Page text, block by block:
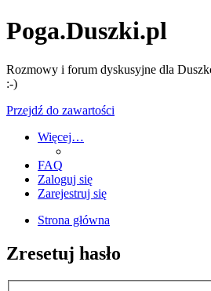
Poga.Duszki.pl
Rozmowy i forum dyskusyjne dla
:-)
Przejdź do zawartości
Więcej…
FAQ
Zaloguj się
Zarejestruj się
Strona główna
Zresetuj hasło